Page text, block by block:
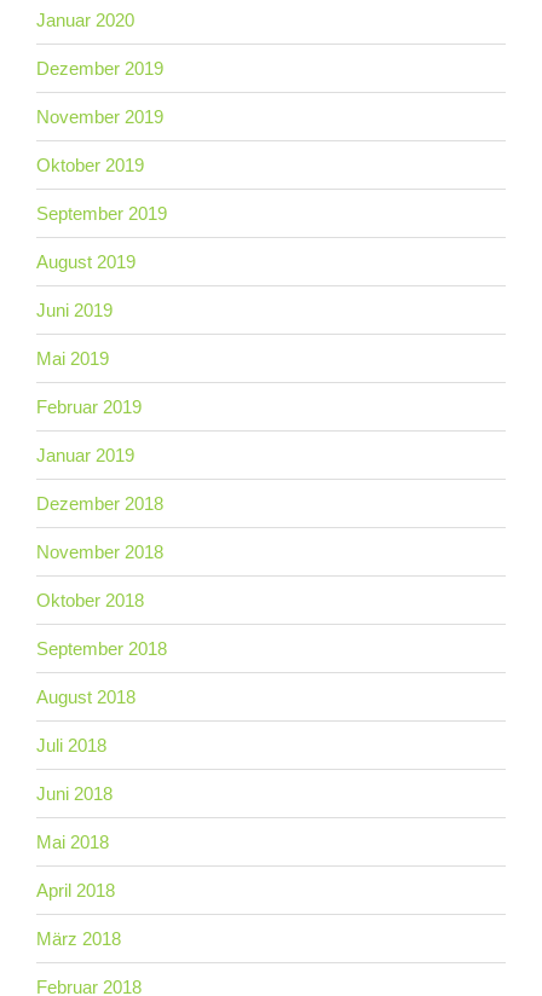
Januar 2020
Dezember 2019
November 2019
Oktober 2019
September 2019
August 2019
Juni 2019
Mai 2019
Februar 2019
Januar 2019
Dezember 2018
November 2018
Oktober 2018
September 2018
August 2018
Juli 2018
Juni 2018
Mai 2018
April 2018
März 2018
Februar 2018